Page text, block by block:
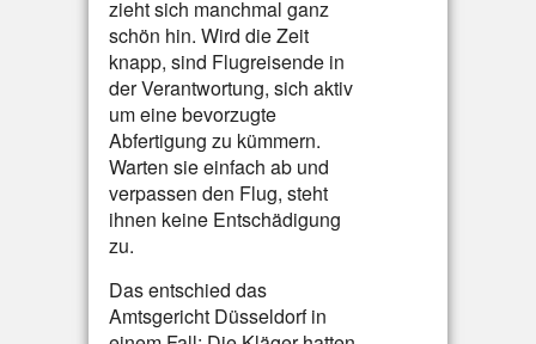
zieht sich manchmal ganz
schön hin. Wird die Zeit
knapp, sind Flugreisende in
der Verantwortung, sich aktiv
um eine bevorzugte
Abfertigung zu kümmern.
Warten sie einfach ab und
verpassen den Flug, steht
ihnen keine Entschädigung
zu.
Das entschied das
Amtsgericht Düsseldorf in